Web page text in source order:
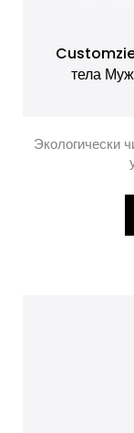
тела
Экологически